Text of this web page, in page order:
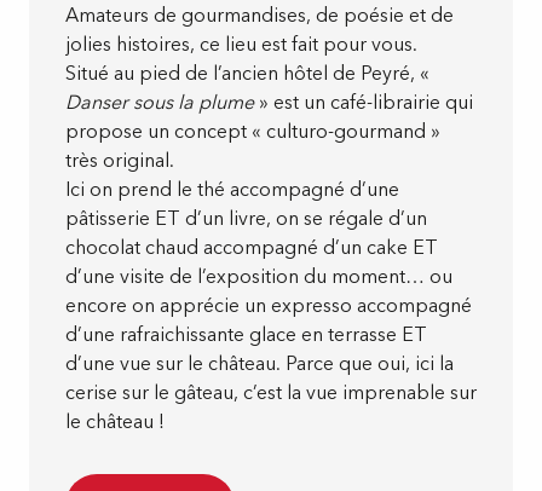
Amateurs de gourmandises, de poésie et de
jolies histoires, ce lieu est fait pour vous.
Situé au pied de l’ancien hôtel de Peyré, «
Danser sous la plume» est un café-librairie qui
propose un concept « culturo-gourmand »
très original.
Ici on prend le thé accompagné d’une
pâtisserie ET d’un livre, on se régale d’un
chocolat chaud accompagné d’un cake ET
d’une visite de l’exposition du moment… ou
encore on apprécie un expresso accompagné
d’une rafraichissante glace en terrasse ET
d’une vue sur le château. Parce que oui, ici la
cerise sur le gâteau, c’est la vue imprenable sur
le château !